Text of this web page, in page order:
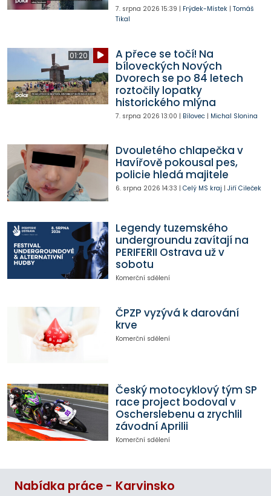
7. srpna 2026 15:39 | Frýdek-Místek| Tomáš
Tikal
01:20
A přece se točí! Na
bíloveckých Nových
Dvorech se po 84 letech
roztočily lopatky
historického mlýna
7. srpna 2026 13:00 | Bílovec| Michal Slonina
Dvouletého chlapečka v
Havířově pokousal pes,
policie hledá majitele
6. srpna 2026 14:33 | Celý MS kraj | Jiří Cileček
Legendy tuzemského
undergroundu zavítají na
PERIFERII Ostrava už v
sobotu
Komerční sdělení
ČPZP vyzývá k darování
krve
Komerční sdělení
Český motocyklový tým SP
race project bodoval v
Oscherslebenu a zrychlil
závodní Aprilii
Komerční sdělení
Nabídka práce - Karvinsko